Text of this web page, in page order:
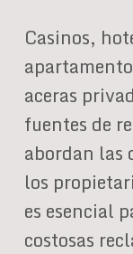
Casinos,
aceras
fuentes de
abordan las
los
es esencial
costosas